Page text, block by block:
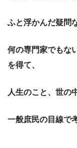
ふと浮かんだ疑問
何の専門家でもな
を得て、
人生のこと、世の
一般庶民の目線で